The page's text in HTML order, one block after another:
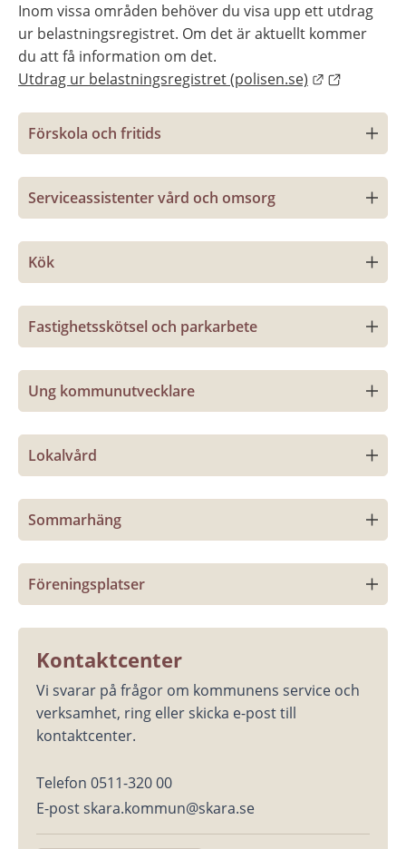
Inom vissa områden behöver du visa upp ett utdrag
ur belastningsregistret. Om det är aktuellt kommer
du att få information om det.
Utdrag ur belastningsregistret (polisen.se)
Länk till
Förskola och fritids
Serviceassistenter vård och omsorg
Kök
Fastighetsskötsel och parkarbete
Ung kommunutvecklare
Lokalvård
Sommarhäng
Föreningsplatser
Kontaktcenter
Vi svarar på frågor om kommunens service och
verksamhet, ring eller skicka e-post till
kontaktcenter.
Telefon 0511-320 00
E-post skara.kommun@skara.se